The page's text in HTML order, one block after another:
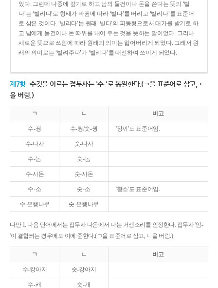
었다. 그런데 나중에 갚기로 하고 남의 물건이나 돈을 쓴다는 뜻의 ‘빌
다’는 ‘빌리다’로 형태가 바뀜에 따라 ‘빌다’를 버리고 ‘빌리다’를 표준어
로 삼은 것이다. ‘빌리다’는 원래 ‘빌다’의 피동형으로서 대가를 받기로 하
고 남에게 물건이나 돈 따위를 내어 주는 것을 뜻하는 말이었다. 그러나
새로운 뜻으로 쓰임에 따라 원래의 의미는 잃어버리게 되었다. 그래서 원
래의 의미로는 ‘빌려주다’가 ‘빌리다’를 대신하여 쓰이게 되었다.
제7항 수컷을 이르는 접두사는 '수-'로 통일한다.(ㄱ을 표준어로 삼고, ㄴ
을 버림.)
ㄱ ㄴ 비고
수-꿩 수-퀑/숫-꿩 '장끼'도 표준어임.
수-나사 숫-나사
수-놈 숫-놈
수-사돈 숫-사돈
수-소 숫-소 '황소'도 표준어임.
수-은행나무 숫-은행나무
다만 1. 다음 단어에서는 접두사 다음에서 나는 거센소리를 인정한다. 접두사 '암-
'이 결합되는 경우에도 이에 준한다.(ㄱ을 표준어로 삼고, ㄴ을 버림.)
ㄱ ㄴ 비고
수-캉아지 숫-강아지
수-캐 숫-개